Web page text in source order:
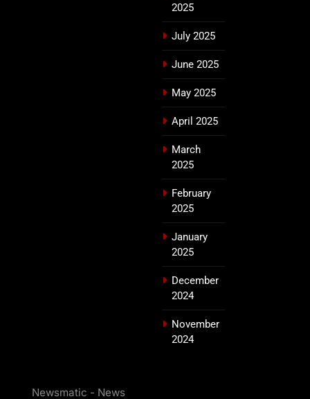
2025
July 2025
June 2025
May 2025
April 2025
March
2025
February
2025
January
2025
December
2024
November
2024
Newsmatic - News